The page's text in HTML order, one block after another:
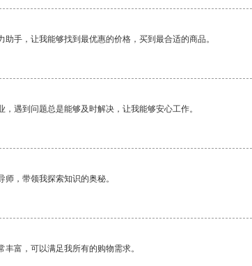
助手，让我能够找到最优惠的价格，买到最合适的商品。
，遇到问题总是能够及时解决，让我能够安心工作。
，带领我探索知识的奥秘。
富，可以满足我所有的购物需求。